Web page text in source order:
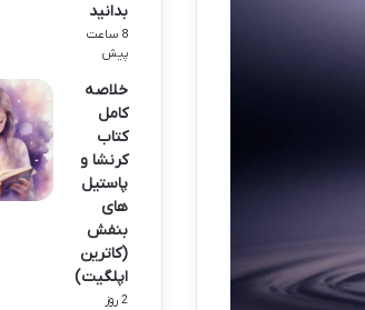
بدانید
8 ساعت
پیش
خلاصه
کامل
کتاب
کرنشا و
پاستیل
های
بنفش
(کاترین
اپلگیت)
2 روز